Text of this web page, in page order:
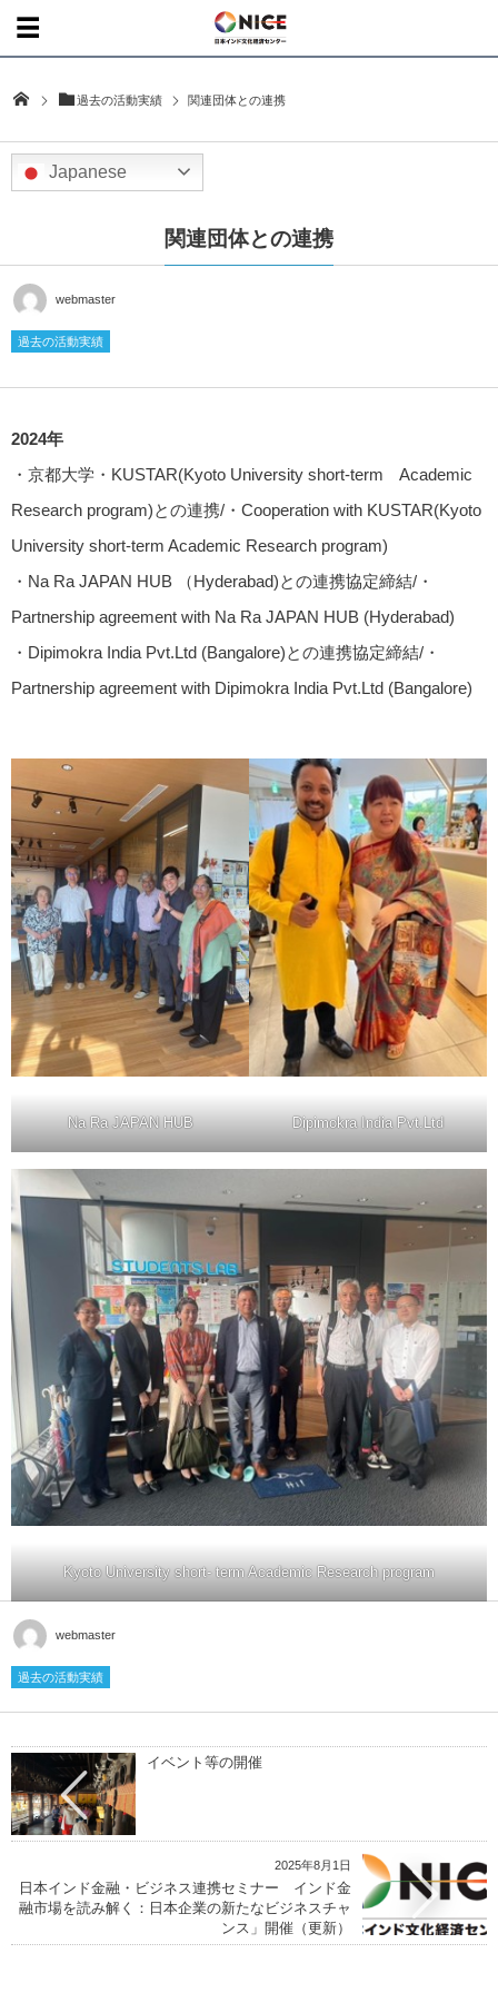
過去の活動実績 関連団体との連携
Japanese
関連団体との連携
webmaster
過去の活動実績
2024年
・京都大学・KUSTAR(Kyoto University short-term Academic
Research program)との連携/・Cooperation with KUSTAR(Kyoto
University short-term Academic Research program)
・Na Ra JAPAN HUB （Hyderabad)との連携協定締結/・
Partnership agreement with Na Ra JAPAN HUB (Hyderabad)
・Dipimokra India Pvt.Ltd (Bangalore)との連携協定締結/・
Partnership agreement with Dipimokra India Pvt.Ltd (Bangalore)
Na Ra JAPAN HUB Dipimokra India Pvt.Ltd
Kyoto University short- term Academic Research program
webmaster
過去の活動実績
イベント等の開催
2025年8月1日
日本インド金融・ビジネス連携セミナー インド金
融市場を読み解く：日本企業の新たなビジネスチャ
ンス」開催（更新）